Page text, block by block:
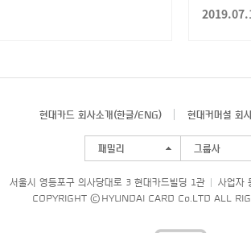
현대카드 회사소개(한글/ENG) 현대커머셜 회
패밀리 그룹사
서울시 영등포구 의사당대로 3 현대카드빌딩 1관
사업자
COPYRIGHT © HYUNDAI CARD Co.LTD ALL